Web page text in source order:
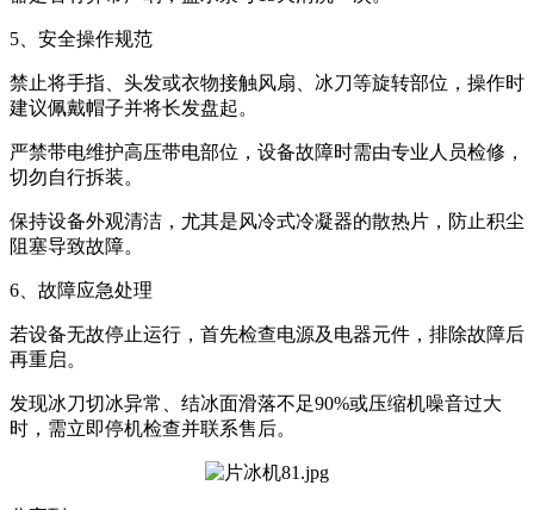
5、安全操作规范
禁止将手指、头发或衣物接触风扇、冰刀等旋转部位，操作时
建议佩戴帽子并将长发盘起。
严禁带电维护高压带电部位，设备故障时需由专业人员检修，
切勿自行拆装。
保持设备外观清洁，尤其是风冷式冷凝器的散热片，防止积尘
阻塞导致故障。
6、故障应急处理
若设备无故停止运行，首先检查电源及电器元件，排除故障后
再重启。
发现冰刀切冰异常、结冰面滑落不足90%或压缩机噪音过大
时，需立即停机检查并联系售后。